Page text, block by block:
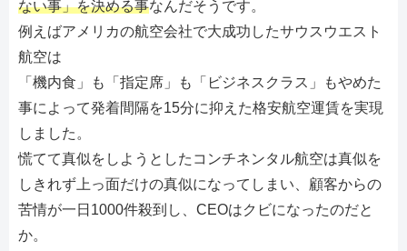
ない事」を決める事なんだそうです。
例えばアメリカの航空会社で大成功したサウスウエスト
航空は
「機内食」も「指定席」も「ビジネスクラス」もやめた
事によって発着間隔を15分に抑えた格安航空運賃を実現
しました。
慌てて真似をしようとしたコンチネンタル航空は真似を
しきれず上っ面だけの真似になってしまい、顧客からの
苦情が一日1000件殺到し、CEOはクビになったのだと
か。